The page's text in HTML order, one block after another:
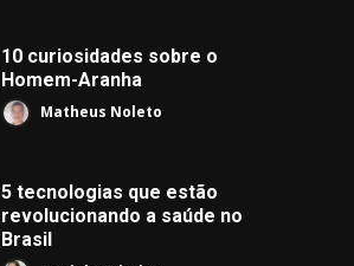
10 curiosidades sobre o
Homem-Aranha
Matheus Noleto
5 tecnologias que estão
revolucionando a saúde no
Brasil